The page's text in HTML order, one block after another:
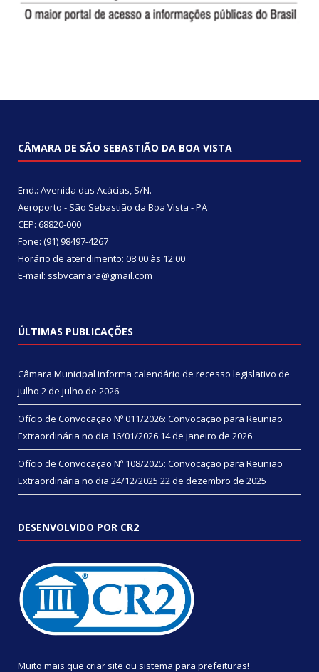
CÂMARA DE SÃO SEBASTIÃO DA BOA VISTA
End.: Avenida das Acácias, S/N.
Aeroporto - São Sebastião da Boa Vista - PA
CEP: 68820-000
Fone: (91) 98497-4267
Horário de atendimento: 08:00 às 12:00
E-mail: ssbvcamara@gmail.com
ÚLTIMAS PUBLICAÇÕES
Câmara Municipal informa calendário de recesso legislativo de
julho 2 de julho de 2026
Ofício de Convocação Nº 011/2026: Convocação para Reunião
Extraordinária no dia 16/01/2026 14 de janeiro de 2026
Ofício de Convocação Nº 108/2025: Convocação para Reunião
Extraordinária no dia 24/12/2025 22 de dezembro de 2025
DESENVOLVIDO POR CR2
Muito mais que criar site ou sistema para prefeituras!